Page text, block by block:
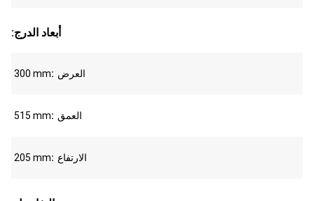
:أبعاد الدرج
300 mm العرض
515 mm العمق
205 mm الارتفاع